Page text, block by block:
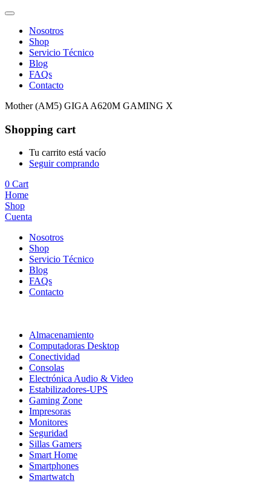
Nosotros
Shop
Servicio Técnico
Blog
FAQs
Contacto
Mother (AM5) GIGA A620M GAMING X
Shopping cart
Tu carrito está vacío
Seguir comprando
0 Cart
Home
Shop
Cuenta
Nosotros
Shop
Servicio Técnico
Blog
FAQs
Contacto
Almacenamiento
Computadoras Desktop
Conectividad
Consolas
Electrónica Audio & Video
Estabilizadores-UPS
Gaming Zone
Impresoras
Monitores
Seguridad
Sillas Gamers
Smart Home
Smartphones
Smartwatch